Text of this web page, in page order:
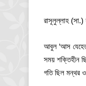
রাসূলুল্লাহ
আবুল ‘আস যেহেতু
সময় শক্তিহীন
গতি ছিল মন্থর ও